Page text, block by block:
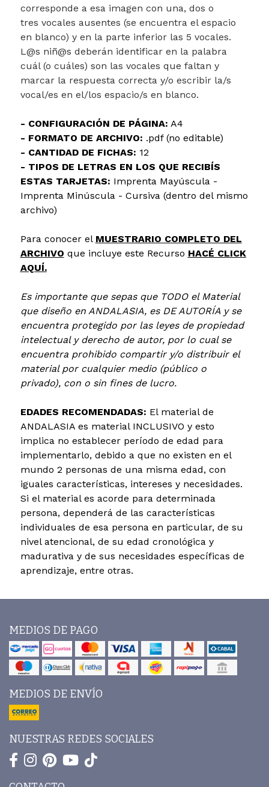
corresponde a esa imagen con una, dos o
tres vocales ausentes (se encuentra el espacio
en blanco) y en la parte inferior las 5 vocales.
L@s niñ@s deberán identificar en la palabra
cuál (o cuáles) son las vocales que faltan y
marcar la respuesta correcta y/o escribir la/s
vocal/es en el/los espacio/s en blanco.
- CONFIGURACIÓN DE PÁGINA: A4
- FORMATO DE ARCHIVO: .pdf (no editable)
- CANTIDAD DE FICHAS: 12
- TIPOS DE LETRAS EN LOS QUE RECIBÍS
ESTAS TARJETAS: Imprenta Mayúscula -
Imprenta Minúscula - Cursiva (dentro del mismo
archivo)
Para conocer el MUESTRARIO COMPLETO DEL
ARCHIVO que incluye este Recurso HACÉ CLICK
AQUÍ.
Es importante que sepas que TODO el Material
que diseño en ANDALASIA, es DE AUTORÍA y se
encuentra protegido por las leyes de propiedad
intelectual y derecho de autor, por lo cual se
encuentra prohibido compartir y/o distribuir el
material por cualquier medio (público o
privado), con o sin fines de lucro.
EDADES RECOMENDADAS: ​El material de
ANDALASIA es material INCLUSIVO y esto
implica no establecer período de edad para
implementarlo, debido a que no existen en el
mundo 2 personas de una misma edad, con
iguales características, intereses y necesidades.
Si el material es acorde para determinada
persona, dependerá de las características
individuales de esa persona en particular, de su
nivel atencional, de su edad cronológica y
madurativa y de sus necesidades específicas de
aprendizaje, entre otras.
MEDIOS DE PAGO
MEDIOS DE ENVÍO
NUESTRAS REDES SOCIALES